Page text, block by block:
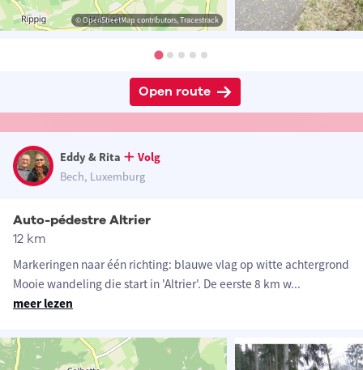
© OpenStreetMap contributors, Tracestrack
Open route
Eddy & Rita
Volg
Bech, Luxemburg
Auto-pédestre Altrier
12 km
Markeringen naar één richting: blauwe vlag op witte achtergrond
Mooie wandeling die start in 'Altrier'. De eerste 8 km w...
meer lezen